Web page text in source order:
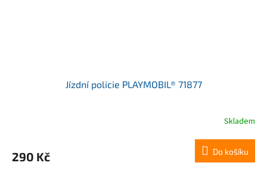
Jízdní policie PLAYMOBIL® 71877
Skladem
290 Kč Do košíku